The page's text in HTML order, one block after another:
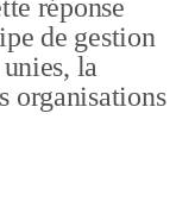
réponse
de gestion
la
organisations